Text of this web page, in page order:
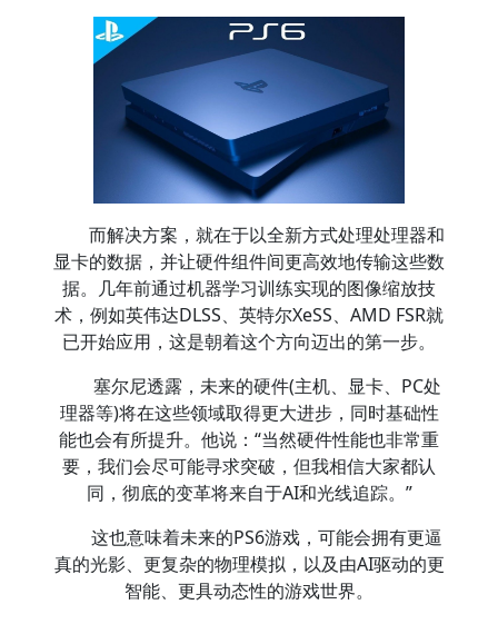
而解决方案，就在于以全新方式处理处理器和
显卡的数据，并让硬件组件间更高效地传输这些数
据。几年前通过机器学习训练实现的图像缩放技
术，例如英伟达DLSS、英特尔XeSS、AMD FSR就
已开始应用，这是朝着这个方向迈出的第一步。
塞尔尼透露，未来的硬件(主机、显卡、PC处
理器等)将在这些领域取得更大进步，同时基础性
能也会有所提升。他说：“当然硬件性能也非常重
要，我们会尽可能寻求突破，但我相信大家都认
同，彻底的变革将来自于AI和光线追踪。”
这也意味着未来的PS6游戏，可能会拥有更逼
真的光影、更复杂的物理模拟，以及由AI驱动的更
智能、更具动态性的游戏世界。